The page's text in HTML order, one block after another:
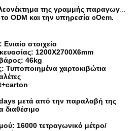
3.The ανταγωνιστικό πλεονέκτημα της γραμμής παραγωγής:
ODM και την υπηρεσία cOem.
στοιχείο
1200X2700X6mm
46kg
Τυποποιημένα χαρτοκιβώτια
μετά από την παραλαβή της
διαθέσιμο
16000 τετραγωνικό μέτρο/